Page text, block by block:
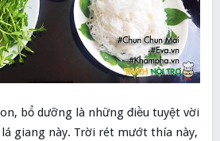
bổ dưỡng là những điều tuyệt vời
giang này. Trời rét mướt thía này,